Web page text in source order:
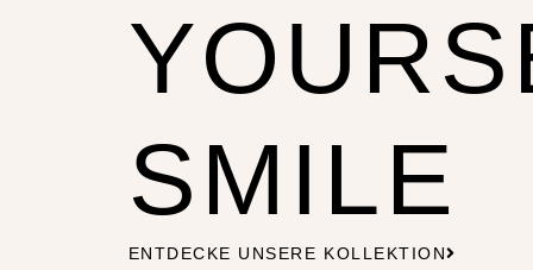
SMILE
ENTDECKE UNSERE KOLLEKTION